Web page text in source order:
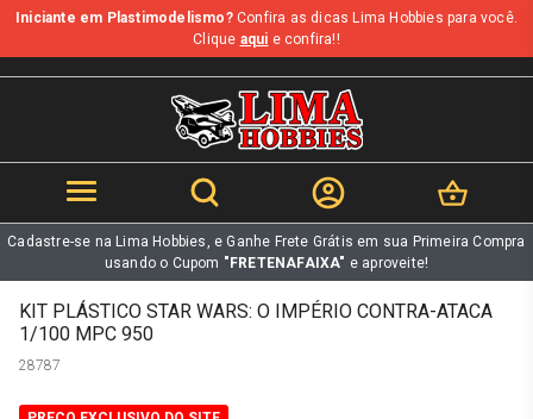
b
Iniciante em Plastimodelismo?Confira as dicas Lima Hobbies para você.
Clique aqui e confira!!
Cadastre-se na Lima Hobbies, e Ganhe Frete Grátis em sua Primeira Compra
usando o Cupom "FRETENAFAIXA" e aproveite!
KIT PLÁSTICO STAR WARS: O IMPÉRIO CONTRA-ATACA
1/100 MPC 950
28787